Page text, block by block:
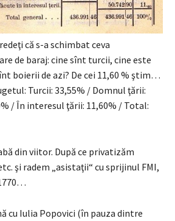
că s-a schimbat ceva
de baraj: cine sînt turcii, cine este
boierii de azi? De cei 11,60 % ştim…
Turcii: 33,55% / Domnul ţării:
/ În interesul ţării: 11,60% / Total:
din viitor. După ce privatizăm
şi radem „asistaţii“ cu sprijinul FMI,
cu Iulia Popovici (în pauza dintre